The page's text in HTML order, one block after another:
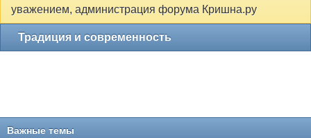
уважением, администрация форума Кришна.ру
Традиция и современность
Важные темы